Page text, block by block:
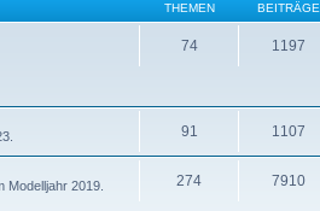
THEMEN BEITRÄGE
74 1197
91 1107
Modelljahr 2019. 274 7910